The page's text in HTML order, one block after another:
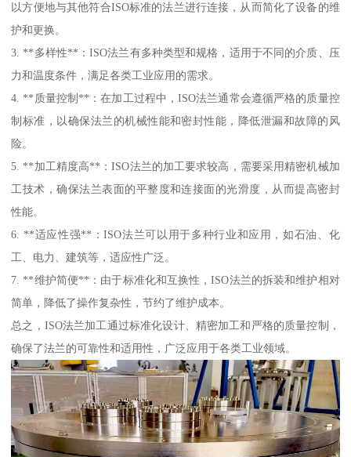
以方便地与其他符合ISO标准的法兰进行连接，从而简化了设备的维
护和更换。
3. **多样性**：ISO法兰有多种类型和规格，适用于不同的介质、压
力和温度条件，满足各类工业应用的需求。
4. **质量控制**：在加工过程中，ISO法兰通常会遵循严格的质量控
制标准，以确保法兰的机械性能和密封性能，降低泄漏和故障的风
险。
5. **加工精度高**：ISO法兰的加工要求较高，需要采用精密机械加
工技术，确保法兰表面的平整度和连接面的光滑度，从而提高密封
性能。
6. **适应性强**：ISO法兰可以用于多种行业和应用，如石油、化
工、电力、建筑等，适应性广泛。
7. **维护简便**：由于标准化和互换性，ISO法兰的拆装和维护相对
简单，降低了操作复杂性，节约了维护成本。
总之，ISO法兰加工通过标准化设计、精密加工和严格的质量控制，
确保了法兰的可靠性和适用性，广泛应用于各类工业领域。